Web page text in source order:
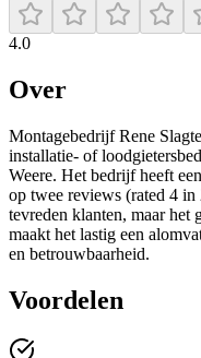
4.0
Over
Montagebedrijf Rene
installatie- of
Weere. Het bedrijf heeft
op twee reviews (rated 4
tevreden klanten, maar het
maakt het lastig een
en betrouwbaarheid.
Voordelen